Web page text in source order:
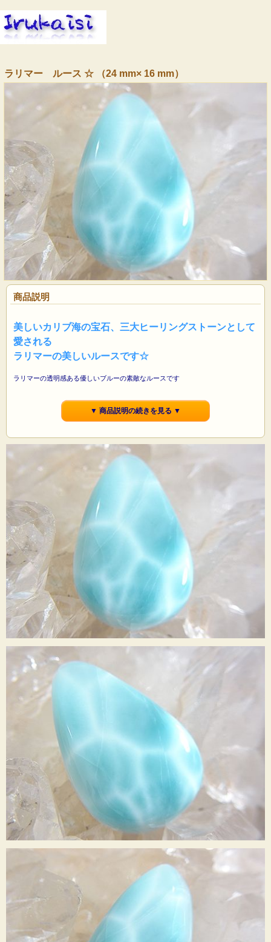
ラリマー ルース ☆ （24 mm× 16 mm）
商品説明
美しいカリブ海の宝石、三大ヒーリングストーンとして
愛される
ラリマーの美しいルースです☆
ラリマーの透明感ある優しいブルーの素敵なルースです
シャトヤンシー効果も見られ、透明感を感じる優しいブルーの色が素敵なラリマ
眺めているだけで心が穏やかに落ち着き、気持ちが優しく癒されてくるのを感じ
とても素敵なラリマーですので、ポーチに入れてお守りにしたり、ペンダントな
アクセサリー作りにおすすめです☆
☆ 美しいアクアグリーン系のアイスラリマーです
☆ ヒーリング効果 ☆
・愛情に満ちた豊かな人間関係を築きます
・創造性やインスピレーションを高めます
・悲しみや心のトラウマを癒し ストレスやマイナス思考を鎮めます
▼ 商品説明の続きを見る ▼